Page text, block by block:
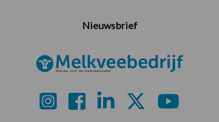
Nieuwsbrief